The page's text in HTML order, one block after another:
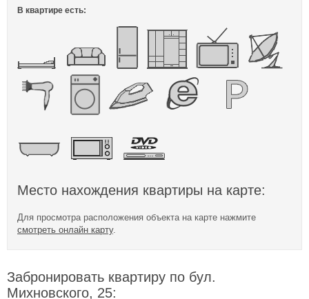
В квартире есть:
Место нахождения квартиры на карте:
Для просмотра расположения объекта на карте нажмите
смотреть онлайн карту.
Забронировать квартиру по бул.
Михновского, 25: